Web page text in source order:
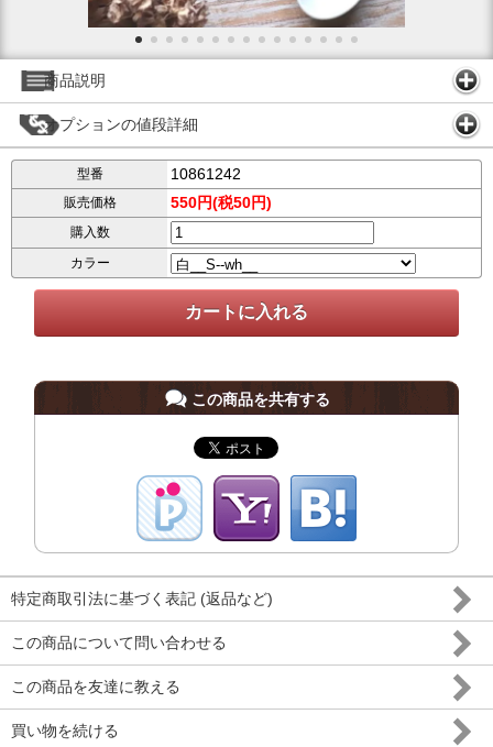
商品説明
オプションの値段詳細
型番 10861242
販売価格 550円(税50円)
購入数
カラー
この商品を共有する
特定商取引法に基づく表記 (返品など)
この商品について問い合わせる
この商品を友達に教える
買い物を続ける